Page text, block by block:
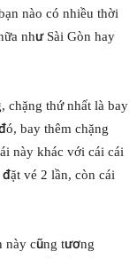
nào có nhiều thời
như Sài Gòn hay
chặng thứ nhất là bay
bay thêm chặng
này khác với cái cái
vé 2 lần, còn cái
này cũng tương